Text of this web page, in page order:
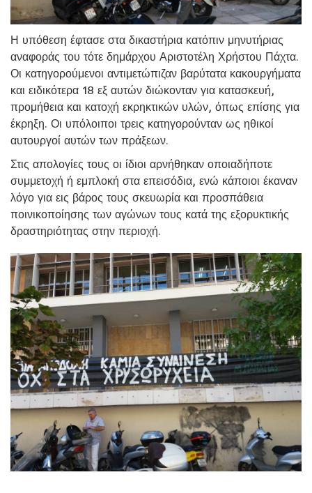
Η υπόθεση έφτασε στα δικαστήρια κατόπιν μηνυτήριας
αναφοράς του τότε δημάρχου Αριστοτέλη Χρήστου Πάχτα.
Οι κατηγορούμενοι αντιμετώπιζαν βαρύτατα κακουργήματα
και ειδικότερα 18 εξ αυτών διώκονταν για κατασκευή,
προμήθεια και κατοχή εκρηκτικών υλών, όπως επίσης για
έκρηξη. Οι υπόλοιποι τρεις κατηγορούνταν ως ηθικοί
αυτουργοί αυτών των πράξεων.
Στις απολογίες τους οι ίδιοι αρνήθηκαν οποιαδήποτε
συμμετοχή ή εμπλοκή στα επεισόδια, ενώ κάποιοι έκαναν
λόγο για εις βάρος τους σκευωρία και προσπάθεια
ποινικοποίησης των αγώνων τους κατά της εξορυκτικής
δραστηριότητας στην περιοχή.